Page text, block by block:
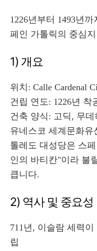
1226년부터 1493년
페인 가톨릭의 중심
1) 개요
위치: Calle Cardenal
건립 연도: 1226년 착
건축 양식: 고딕, 무
유네스코 세계문화
톨레도 대성당은 스
인의 바티칸"이라 불
큽니다.
2) 역사 및 중요성
711년, 이슬람 세력
립